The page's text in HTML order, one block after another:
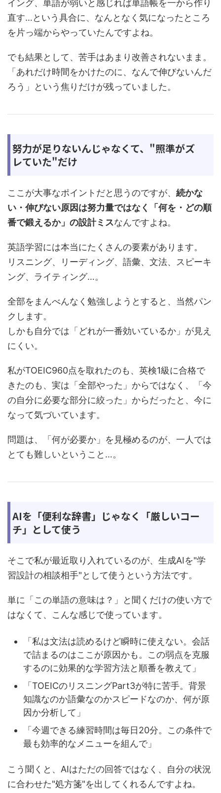
イング、単語が弱いと感じれば単語帳を一から作り
直す…という具合に、なんとなく気になったところ
を片っ端からやっていたんですよね。
でも結果として、苦手はあまり改善されないまま。
「あれだけ時間をかけたのに、なんで伸びないんだ
ろう」という焦りだけが残っていました。
努力が足りないんじゃなくて、"照準がズ
レていた"だけ
ここが大事なポイントだと思うのですが、 続かな
い・伸びない原因は努力量ではなく「何を・どの順
番で鍛えるか」の設計ミスなんですよね。
英語学習には本当にたくさんの要素があります。
リスニング、リーディング、語彙、文法、スピーキ
ング、ライティング…。
全部をまんべんなく勉強しようとすると、当然パン
クします。
しかも自分では「どれが一番効いているか」が見え
にくい。
私がTOEIC960点を取れたのも、英検1級に合格で
きたのも、実は「全部やった」からではなく、「今
の自分に必要な部分に絞った」からだったと、今に
なって気づいています。
問題は、「何が必要か」を見極めるのが、一人では
とても難しいということ…。
AIを「便利な辞書」じゃなく「厳しいコー
チ」として使う
そこで私が最近取り入れているのが、生成AIを"学
習設計の相談相手"として使うという方法です。
単に「この単語の意味は？」と聞くだけの使い方で
はなくて、こんな感じで使っています。
「私は文法は読めるけど瞬時に使えない。会話
で詰まるのはここが原因かも。この弱点を克服
するのに効果的な学習方法と順番を教えて」
「TOEICのリスニングPart3が特に苦手。背景
知識なのか語彙なのかスピードなのか、何が原
因か分析して」
「今週できる練習時間は毎日20分。この条件で
最も効率的なメニューを組んで」
こう聞くと、AIはただの回答ではなく、自分の状況
に合わせた"処方箋"を出してくれるんですよね。